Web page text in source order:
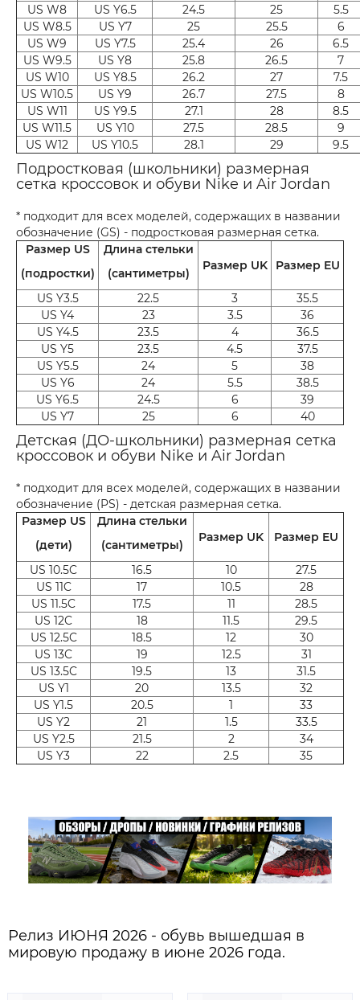
US W8 US Y6.5 24.5 25
5.5
US W8.5
US Y7 25 25.5
6
US W9
US Y7.5 25.4 26
6.5
US W9.5
US Y8 25.8 26.5
7
US W10
US Y8.5 26.2 27
7.5
US W10.5
US Y9 26.7 27.5
8
US W11
US Y9.5 27.1 28
8.5
US W11.5
US Y10 27.5 28.5
9
US W12
US Y10.5 28.1 29 9.5
Подростковая (школьники) размерная
сетка кроссовок и обуви Nike и Air Jordan
* подходит для всех моделей, содержащих в названии
обозначение (GS) - подростковая размерная сетка.
Размер US
(подростки)
Длина стельки
(сантиметры)
Размер UK Размер EU
US Y3.5 22.5 3
35.5
US Y4
23 3.5
36
US Y4.5
23.5 4
36.5
US Y5
23.5 4.5
37.5
US Y5.5
24 5
38
US Y6
24 5.5
38.5
US Y6.5
24.5 6
39
US Y7
25 6 40
Детская (ДО-школьники) размерная сетка
кроссовок и обуви Nike и Air Jordan
* подходит для всех моделей, содержащих в названии
обозначение (PS) - детская размерная сетка.
Размер US
(дети)
Длина стельки
(сантиметры)
Размер UK Размер EU
US 10.5C 16.5 10
27.5
US 11C
17 10.5
28
US 11.5C
17.5 11
28.5
US 12C
18 11.5
29.5
US 12.5C
18.5 12
30
US 13C
19 12.5
31
US 13.5C
19.5 13
31.5
US Y1
20 13.5
32
US Y1.5
20.5 1
33
US Y2
21 1.5
33.5
US Y2.5
21.5 2
34
US Y3
22 2.5 35
Релиз ИЮНЯ 2026 - обувь вышедшая в
мировую продажу в июне 2026 года.